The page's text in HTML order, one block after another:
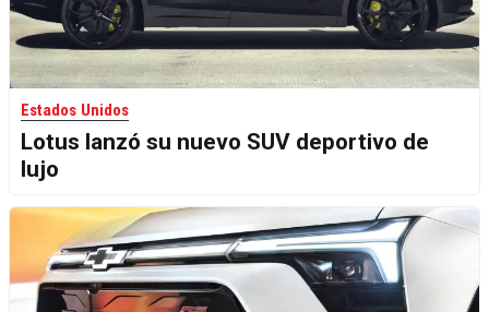
Estados Unidos
Lotus lanzó su nuevo SUV deportivo de
lujo